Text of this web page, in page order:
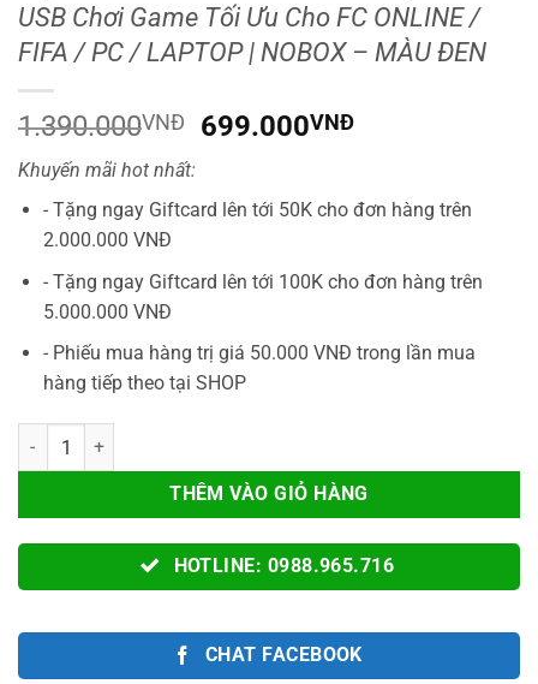
USB Chơi Game Tối Ưu Cho FC ONLINE /
FIFA / PC / LAPTOP | NOBOX – MÀU ĐEN
1.390.000VNĐ
Giá
1.390.000VNĐ.
699.000VNĐGiá
là:
Khuyến mãi hot nhất:
- Tặng ngay Giftcard lên tới 50K cho đơn hàng trên
2.000.000 VNĐ
- Tặng ngay Giftcard lên tới 100K cho đơn hàng trên
5.000.000 VNĐ
- Phiếu mua hàng trị giá 50.000 VNĐ trong lần mua
hàng tiếp theo tại SHOP
Tay Cầm Xbox One S Cũ 2ND + Cáp Cable USB Chơi Game Tối Ưu
THÊM VÀO GIỎ HÀNG
HOTLINE: 0988.965.716
CHAT FACEBOOK